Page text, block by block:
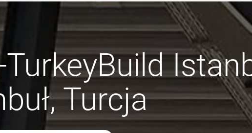
TurkeyBuild
Turcja